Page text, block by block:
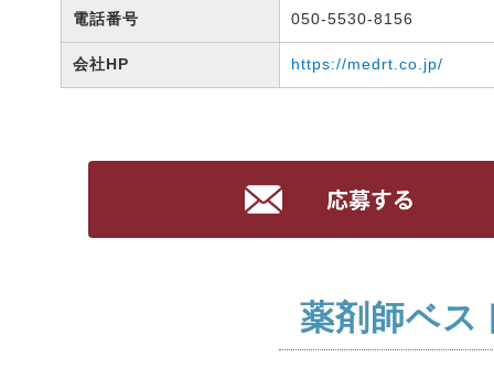
電話番号 050-5530-8156
会社HP https://medrt.co.jp/
薬剤師ベス